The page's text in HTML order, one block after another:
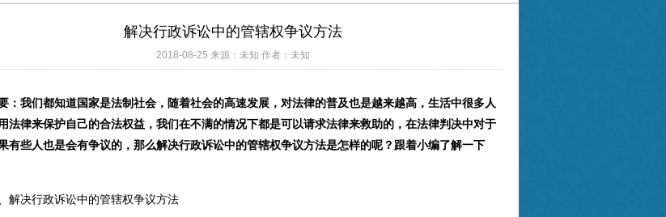
解决行政诉讼中的管辖权争议方法
2018-08-25 来源：未知 作者：未知
我们都知道国家是法制社会，随着社会的高速发展，对法律的普及也是越来越高，生活中很多人
法律来保护自己的合法权益，我们在不满的情况下都是可以请求法律来救助的，在法律判决中对于
有些人也是会有争议的，那么解决行政诉讼中的管辖权争议方法是怎样的呢？跟着小编了解一下
决行政诉讼中的管辖权争议方法